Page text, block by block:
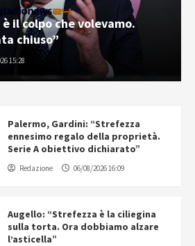
il colpo che volevamo.
chiuso”
15:28
Palermo, Gardini: “Strefezza
ennesimo regalo della proprietà.
Serie A obiettivo dichiarato”
Redazione 06/08/2026 16:09
Augello: “Strefezza è la ciliegina
sulla torta. Ora dobbiamo alzare
l’asticella”